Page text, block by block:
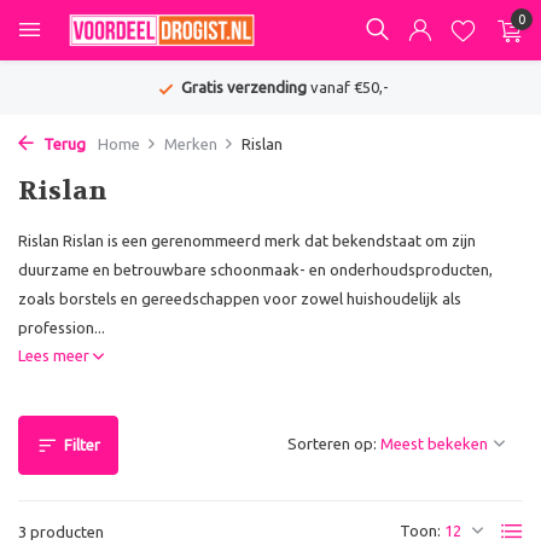
0
Gratis verzendingvanaf €50,-
Terug Home Merken Rislan
Rislan
Rislan Rislan is een gerenommeerd merk dat bekendstaat om zijn
duurzame en betrouwbare schoonmaak- en onderhoudsproducten,
zoals borstels en gereedschappen voor zowel huishoudelijk als
profession...
Lees meer
Filter
3 producten Toon:
Sorteren op: